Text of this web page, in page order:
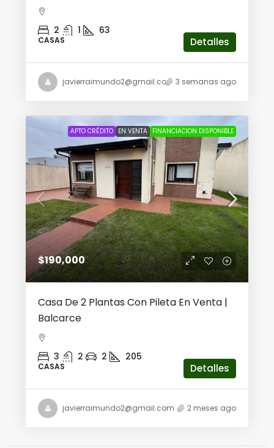
2 1 63
CASAS Detalles
javierraimundo2@gmail.com 3 semanas ago
APTO CRÉDITO EN VENTA FINANCIACION DISPONIBLE
$190,000
Casa De 2 Plantas Con Pileta En Venta |
Balcarce
3 2 2 205
CASAS Detalles
javierraimundo2@gmail.com 2 meses ago